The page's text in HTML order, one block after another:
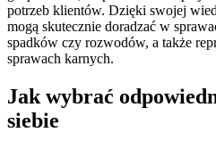
potrzeb klientów. Dzięki swojej
mogą skutecznie doradzać w
spadków czy rozwodów, a także
sprawach karnych.
Jak wybrać
siebie